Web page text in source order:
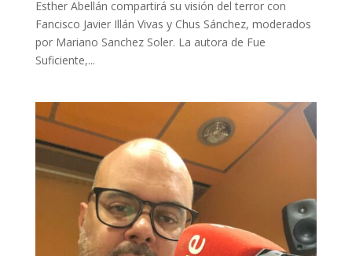
Esther Abellán compartirá su visión del terror con
Fancisco Javier Illán Vivas y Chus Sánchez, moderados
por Mariano Sanchez Soler. La autora de Fue
Suficiente,...